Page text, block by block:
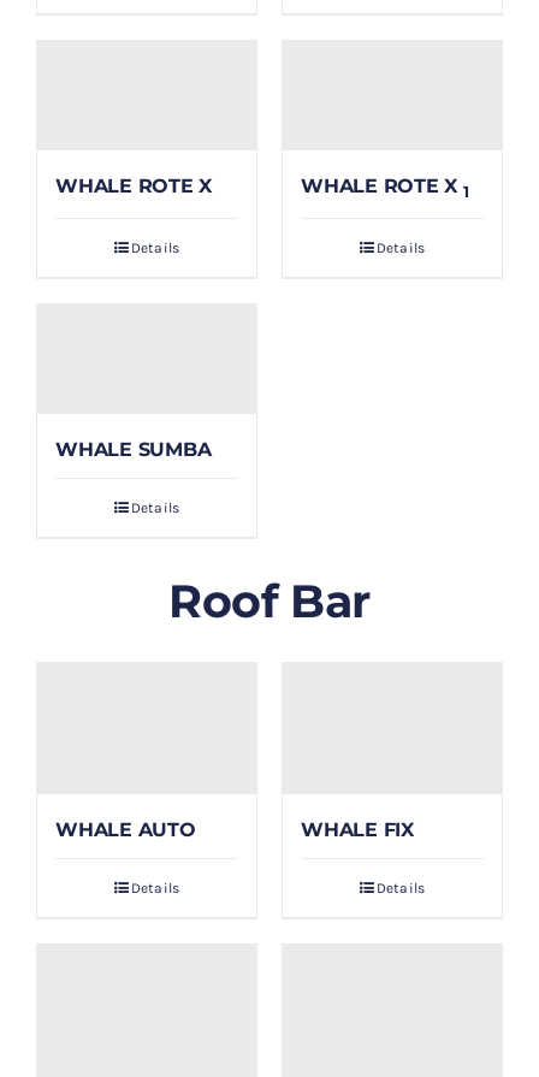
WHALE ROTE X
Details
WHALE ROTE X 1
Details
WHALE SUMBA
Details
Roof Bar
WHALE AUTO
Details
WHALE FIX
Details